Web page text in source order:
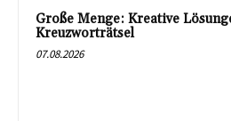
Große Menge: Kreative
Kreuzworträtsel
07.08.2026